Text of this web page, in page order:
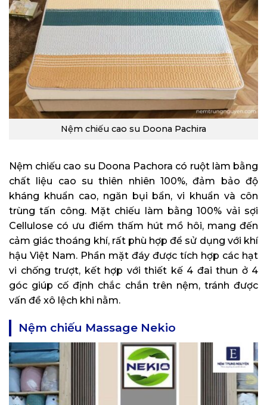
Nệm chiếu cao su Doona Pachira
Nệm chiếu cao su Doona Pachora có ruột làm bằng
chất liệu cao su thiên nhiên 100%, đảm bảo độ
kháng khuẩn cao, ngăn bụi bẩn, vi khuẩn và côn
trùng tấn công. Mặt chiếu làm bằng 100% vải sợi
Cellulose có ưu điểm thấm hút mồ hôi, mang đến
cảm giác thoáng khí, rất phù hợp để sử dụng với khí
hậu Việt Nam. Phần mặt đáy được tích hợp các hạt
vi chống trượt, kết hợp với thiết kế 4 đai thun ở 4
góc giúp cố định chắc chắn trên nệm, tránh được
vấn đề xô lệch khi nằm.
Nệm chiếu Massage Nekio